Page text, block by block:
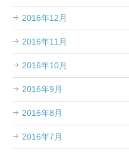
2016年12月
2016年11月
2016年10月
2016年9月
2016年8月
2016年7月